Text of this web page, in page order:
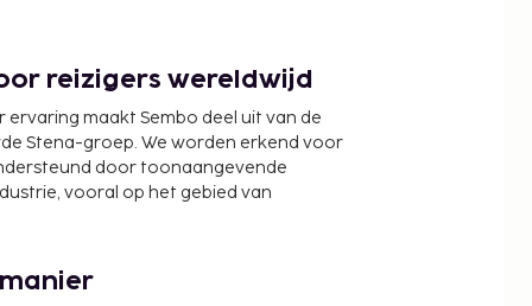
reizigers wereldwijd
ervaring maakt Sembo deel uit van de
Stena-groep. We worden erkend voor
door toonaangevende
vooral op het gebied van